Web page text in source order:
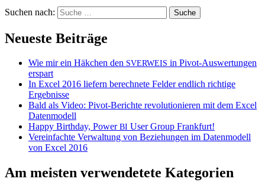
Suchen nach:
Neueste Beiträge
Wie mir ein Häkchen den SVERWEIS in Pivot-Auswertungen
erspart
In Excel 2016 liefern berechnete Felder endlich richtige
Ergebnisse
Bald als Video: Pivot-Berichte revolutionieren mit dem Excel
Datenmodell
Happy Birthday, PowerBI User Group Frankfurt!
Vereinfachte Verwaltung von Beziehungen im Datenmodell
von Excel 2016
Am meisten verwendetete Kategorien